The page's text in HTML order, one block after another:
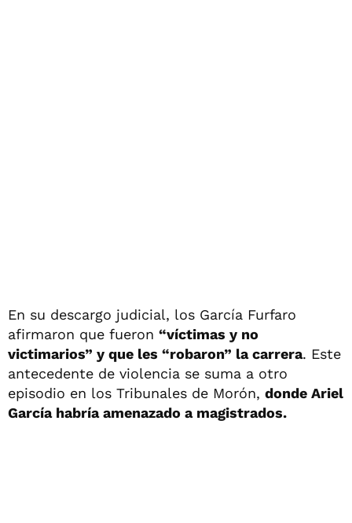
En su descargo judicial, los García Furfaro
afirmaron que fueron “víctimas y no
victimarios” y que les “robaron” la carrera. Este
antecedente de violencia se suma a otro
episodio en los Tribunales de Morón, donde Ariel
García habría amenazado a magistrados.